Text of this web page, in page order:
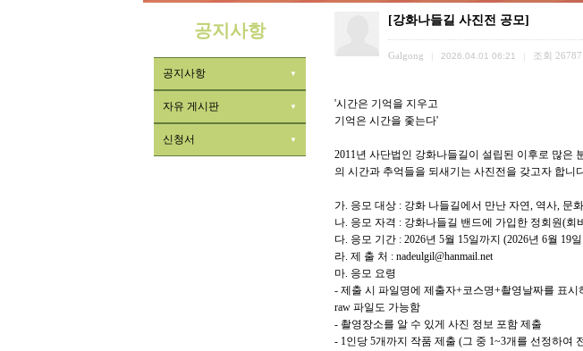
공지사항
공지사항
자유 게시판
신청서
[강화나들길 사진전 공모]
Galgong 2026.04.01 06:21 조회 26787
'시간은 기억을 지우고
기억은 시간을 좇는다'
2011년 사단법인 강화나들길이 설립된 이후로 많은
의 시간과 추억들을 되새기는 사진전을 갖고자 합
가. 응모 대상 : 강화 나들길에서 만난 자연, 역사, 문
나. 응모 자격 : 강화나들길 밴드에 가입한 정회원(회
다. 응모 기간 : 2026년 5월 15일까지 (2026년 6월 19
라. 제 출 처 : nadeulgil@hanmail.net
마. 응모 요령
- 제출 시 파일명에 제출자+코스명+촬영날짜를 표
raw 파일도 가능함
- 촬영장소를 알 수 있게 사진 정보 포함 제출
- 1인당 5개까지 작품 제출 (그 중 1~3개를 선정하여